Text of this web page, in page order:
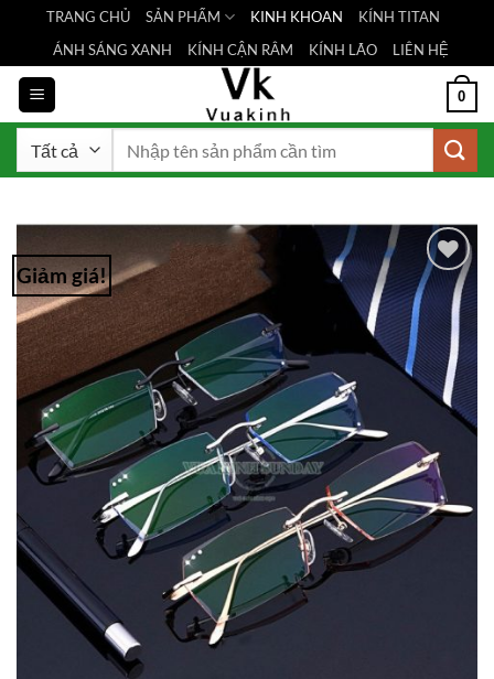
nội
dung
TRANG CHỦ SẢN PHẨM KINH KHOAN
KÍNH TITAN
ÁNH SÁNG XANH
KÍNH CẬN RÂM KÍNH LÃO LIÊN HỆ
0
Giảm giá!
Add to
Wishlist